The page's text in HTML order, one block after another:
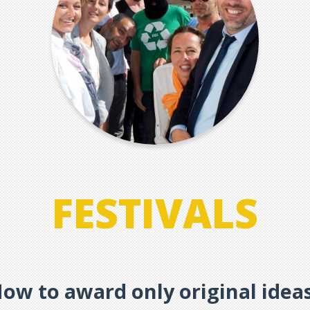
FESTIVALS
to award only original